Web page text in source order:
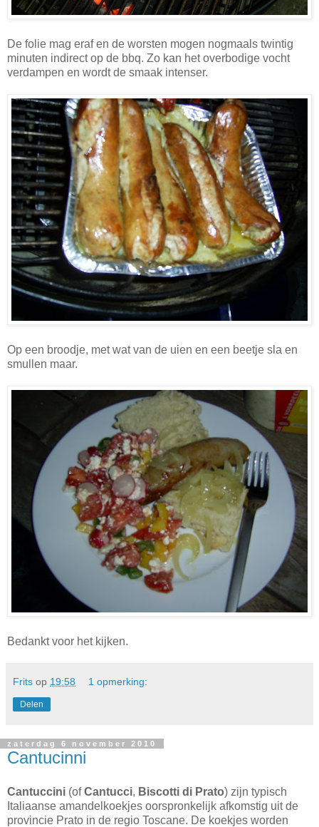
De folie mag eraf en de worsten mogen nogmaals twintig
minuten indirect op de bbq. Zo kan het overbodige vocht
verdampen en wordt de smaak intenser.
Op een broodje, met wat van de uien en een beetje sla en
smullen maar.
Bedankt voor het kijken.
Frits op 19:58 1 opmerking:
Delen
zaterdag 6 november 2010
Cantucinni
Cantuccini (ofCantucci, Biscotti di Prato) zijn typisch
Italiaanse amandelkoekjes oorspronkelijk afkomstig uit de
provincie Prato in de regio Toscane. De koekjes worden